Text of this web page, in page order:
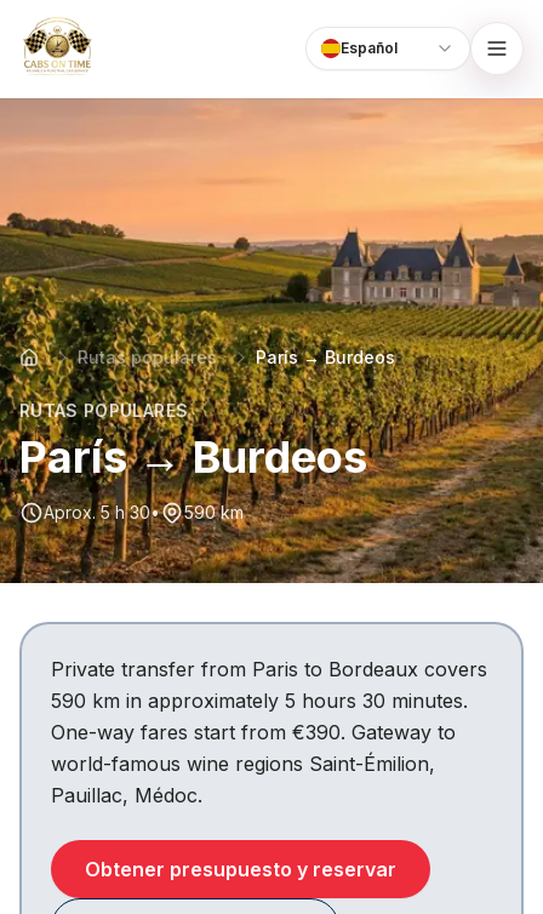
CabsOnTime Language
Español
Rutas populares París → Burdeos
RUTAS POPULARES
París → Burdeos
Aprox. 5 h 30• 590 km
Private transfer from Paris to Bordeaux covers
590 km in approximately 5 hours 30 minutes.
One-way fares start from €390. Gateway to
world-famous wine regions Saint-Émilion,
Pauillac, Médoc.
Obtener presupuesto y reservar